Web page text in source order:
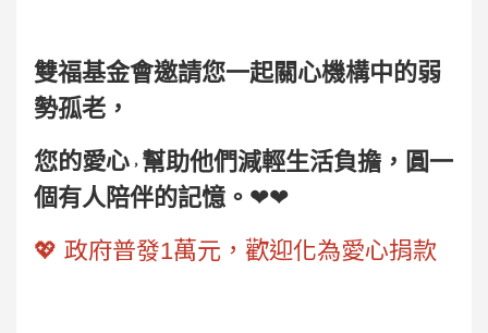
雙福基金會邀請您一起關心機構中的弱
勢孤老，
您的愛心 ， 幫助他們減輕生活負擔，圓一
個有人陪伴的記憶。 ❤❤
💖 政府普發1萬元，歡迎化為愛心捐款